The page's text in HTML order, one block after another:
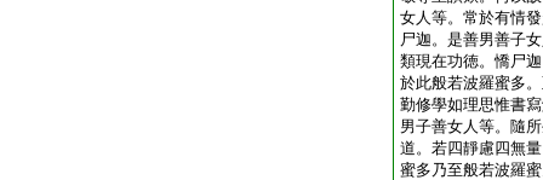
女人等。常於有情
尸迦。是善男善子
類現在功徳。憍尸
於此般若波羅蜜多
勤修學如理思惟書
男子善女人等。隨
道。若四靜慮四無
蜜多乃至般若波羅